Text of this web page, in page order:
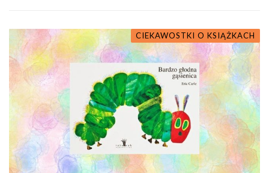
CIEKAWOSTKI O KSIĄŻKACH